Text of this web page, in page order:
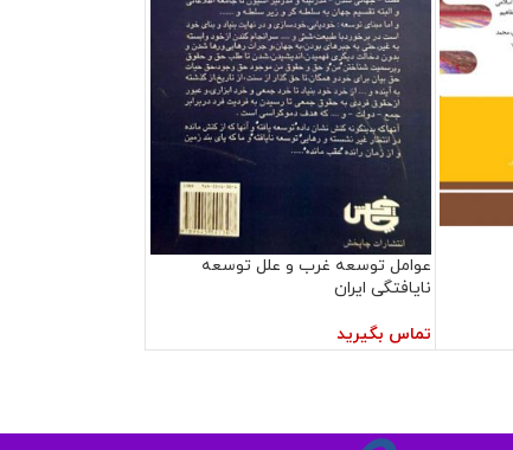
عوامل توسعه غرب و علل توسعه
نایافتگی ایران
تماس بگیرید